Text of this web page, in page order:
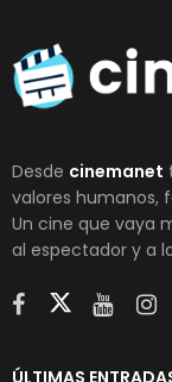
Desde cinemanet
valores humanos,
Un cine que vaya
al espectador y a
ÚLTIMAS